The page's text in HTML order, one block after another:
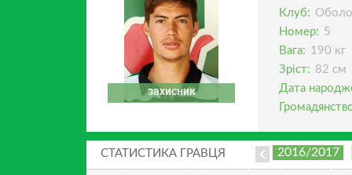
захисник
Клуб:
Номер: 5
Вага: 190 кг
Зріст: 82 см
Дата
СТАТИСТИКА ГРАВЦЯ 2016/2017